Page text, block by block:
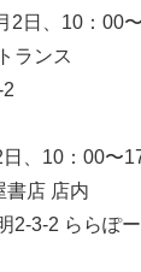
2日、10：00
ランス
、10：00〜
書店 店内
2-3-2 ららぽ